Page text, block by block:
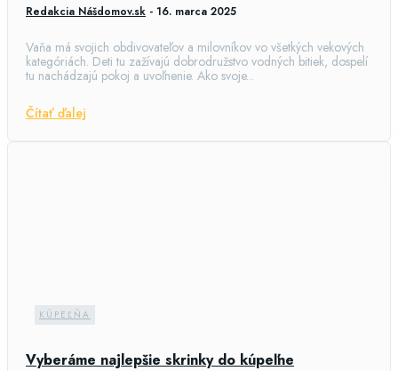
Redakcia Nášdomov.sk - 16. marca 2025
Vaňa má svojich obdivovateľov a milovníkov vo všetkých vekových
kategóriách. Deti tu zažívajú dobrodružstvo vodných bitiek, dospelí
tu nachádzajú pokoj a uvoľnenie. Ako svoje...
Čítať ďalej
KÚPEĽŇA
Vyberáme najlepšie skrinky do kúpeľne